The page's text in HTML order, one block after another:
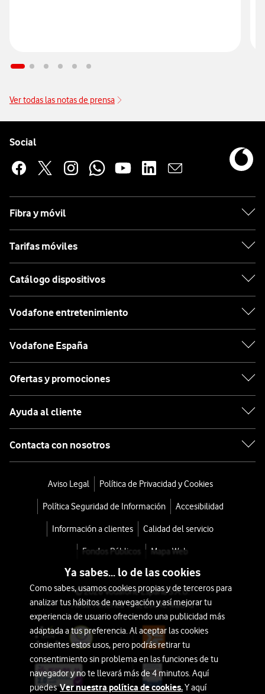
Ver todas las notas de prensa
Social
Fibra y móvil
Tarifas móviles
Catálogo dispositivos
Vodafone entretenimiento
Vodafone España
Ofertas y promociones
Ayuda al cliente
Contacta con nosotros
Aviso Legal Política de Privacidad y Cookies
Política Seguridad de Información Accesibilidad
Información a clientes Calidad del servicio
Fondos Públicos Mapa Web
© 2026 Vodafone España S.A.U.
Avda. América 115, 28042 Madrid
Ya sabes... lo de las cookies
Como sabes, usamos cookies propias y de terceros para
analizar tus hábitos de navegación y así mejorar tu
experiencia de usuario ofreciendo una publicidad más
adaptada a tus preferencia. Al aceptar las cookies
consientes estos usos, pero podrás retirar tu
consentimiento sin problema en las funciones de tu
navegador y no te llevará más de 4 minutos. Aquí
puedesVer nuestra política de cookies.Y aquí